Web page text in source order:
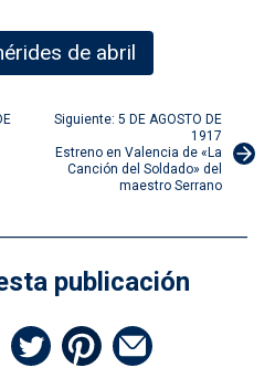
de abril
Siguiente: 5 DE AGOSTO DE
1917
Estreno en Valencia de «La
Canción del Soldado» del
maestro Serrano
publicación